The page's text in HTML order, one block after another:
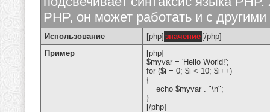
PHP, он может работать и с
Использование [php] значение [/php]
Пример
[php]
$myvar = 'Hello World!';
for ($i = 0; $i < 10; $i++)
{
echo $myvar . "\n";
}
[/php]